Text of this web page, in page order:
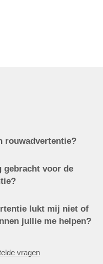
rouwadvertentie?
gebracht voor de
lukt mij niet of
jullie me helpen?
vragen